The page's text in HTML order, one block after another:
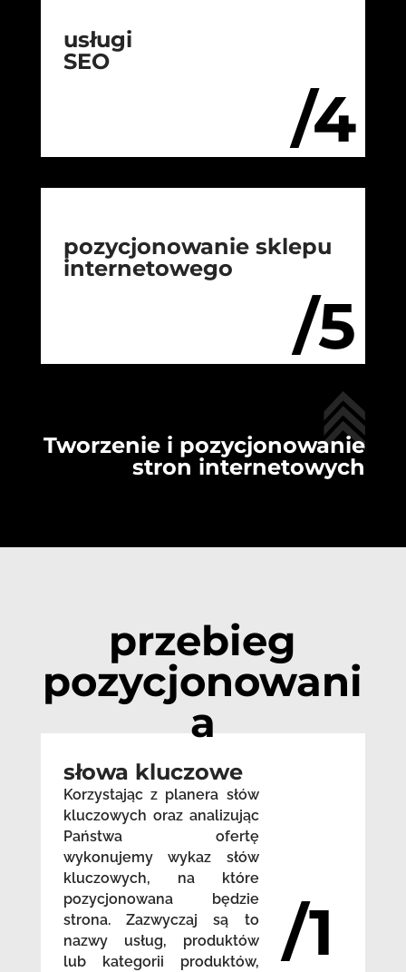
/4
usługi
SEO
/5
pozycjonowanie sklepu
internetowego
Tworzenie i pozycjonowanie
stron internetowych
przebieg
pozycjonowani
a
słowa kluczowe
Korzystając z planera słów
kluczowych oraz analizując
Państwa ofertę
wykonujemy wykaz słów
kluczowych, na które
pozycjonowana będzie
strona. Zazwyczaj są to
nazwy usług, produktów
lub kategorii produktów,
/1